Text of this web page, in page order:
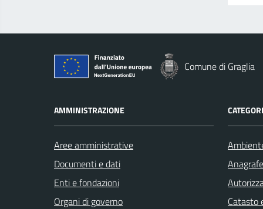
Comune di Graglia
AMMINISTRAZIONE
Aree amministrative
Documenti e dati
Enti e fondazioni
Organi di governo
Catasto